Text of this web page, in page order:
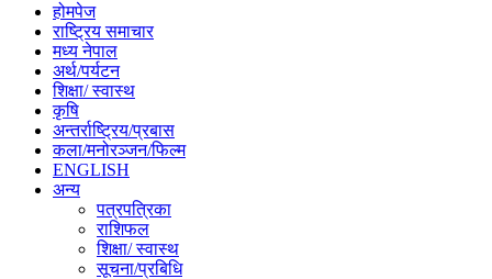
होमपेज
राष्ट्रिय समाचार
मध्य नेपाल
अर्थ/पर्यटन
शिक्षा/ स्वास्थ
कृषि
अन्तर्राष्ट्रिय/प्रबास
कला/मनोरञ्जन/फिल्म
ENGLISH
अन्य
पत्रपत्रिका
राशिफल
शिक्षा/ स्वास्थ
सूचना/प्रबिधि